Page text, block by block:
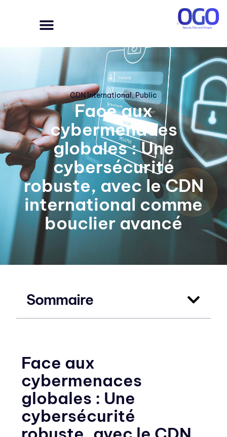
CDN International,Public
Face aux
cybermenaces
globales : Une
cybersécurité
robuste, avec le CDN
international comme
bouclier avancé
Sommaire
Face aux
cybermenaces
globales : Une
cybersécurité